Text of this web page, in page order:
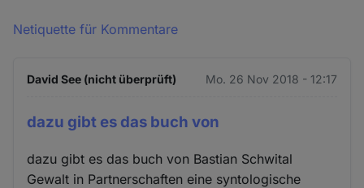
Netiquette für Kommentare
David See (nicht überprüft) Mo. 26 Nov 2018 - 12:17
dazu gibt es das buch von
dazu gibt es das buch von Bastian Schwital
Gewalt in Partnerschaften eine syntologische